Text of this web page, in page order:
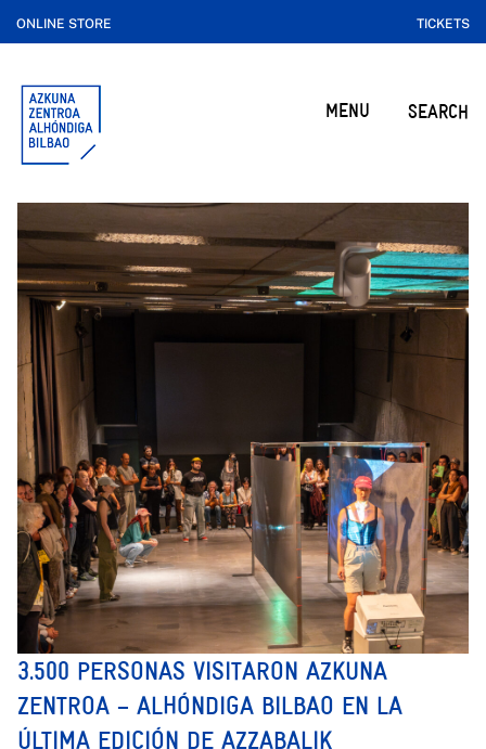
ONLINE STORE TICKETS
MENU SEARCH
3.500 PERSONAS VISITARON AZKUNA
ZENTROA – ALHÓNDIGA BILBAO EN LA
ÚLTIMA EDICIÓN DE AZZABALIK